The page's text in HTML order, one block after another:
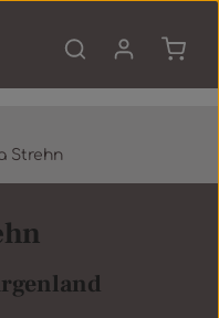
Strehn